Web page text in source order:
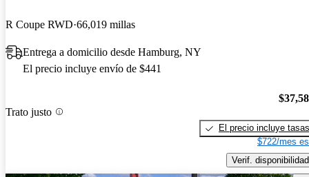
R Coupe RWD 66,019 millas
Entrega a domicilio desde Hamburg, NY
El precio incluye envío de $441
Trato justo
El precio incluye tasas
$722/mes
Verif. disponibilidad